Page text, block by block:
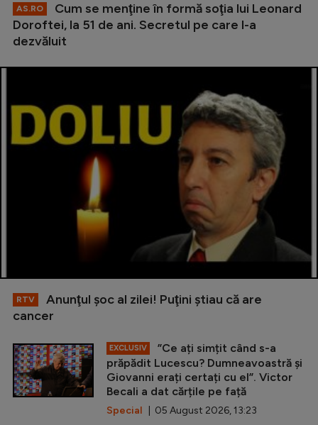
AS.RO
Cum se menţine în formă soţia lui Leonard
Doroftei, la 51 de ani. Secretul pe care l-a
dezvăluit
RTV
Anunţul şoc al zilei! Puţini ştiau că are
cancer
EXCLUSIV
”Ce ați simțit când s-a
prăpădit Lucescu? Dumneavoastră și
Giovanni erați certați cu el”. Victor
Becali a dat cărțile pe față
Special | 05 August 2026, 13:23